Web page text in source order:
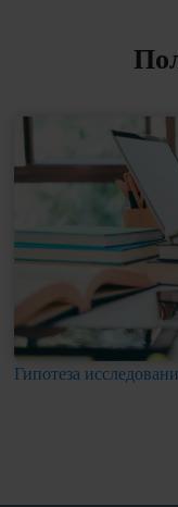
Гипотеза